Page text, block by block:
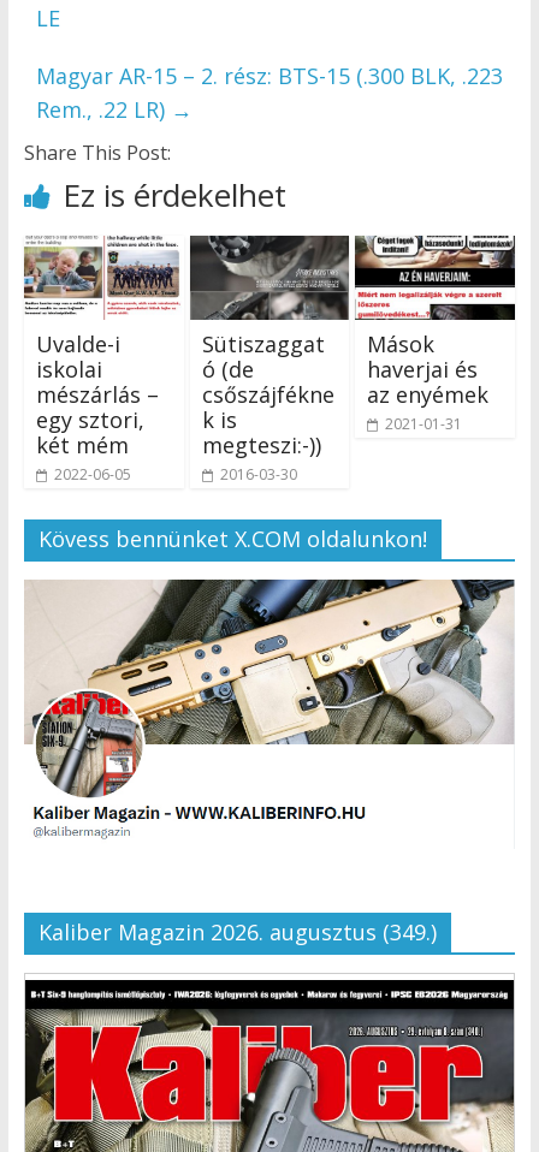
LE
Magyar AR-15 – 2. rész: BTS-15 (.300 BLK, .223
Rem., .22 LR) →
Share This Post:
Ez is érdekelhet
Uvalde-i
iskolai
mészárlás –
egy sztori,
két mém
2022-06-05
Sütiszaggat
ó (de
csőszájfékne
k is
megteszi:-))
2016-03-30
Mások
haverjai és
az enyémek
2021-01-31
Kövess bennünket X.COM oldalunkon!
Kaliber Magazin 2026. augusztus (349.)